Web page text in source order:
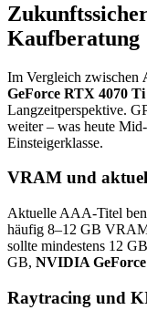
Kaufberatung
Im Vergleich zwischen
GeForce RTX 4070 Ti
Langzeitperspektive.
weiter – was heute
Einsteigerklasse.
VRAM und
Aktuelle AAA-Titel
häufig 8–12 GB
sollte mindestens 12
GB, NVIDIA
Raytracing und